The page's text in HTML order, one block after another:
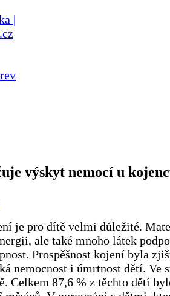
výskyt nemocí u
je pro dítě velmi důležité.
ale také mnoho látek
Prospěšnost kojení byla
nemocnost i úmrtnost dětí. Ve
Celkem 87,6 % z těchto dětí